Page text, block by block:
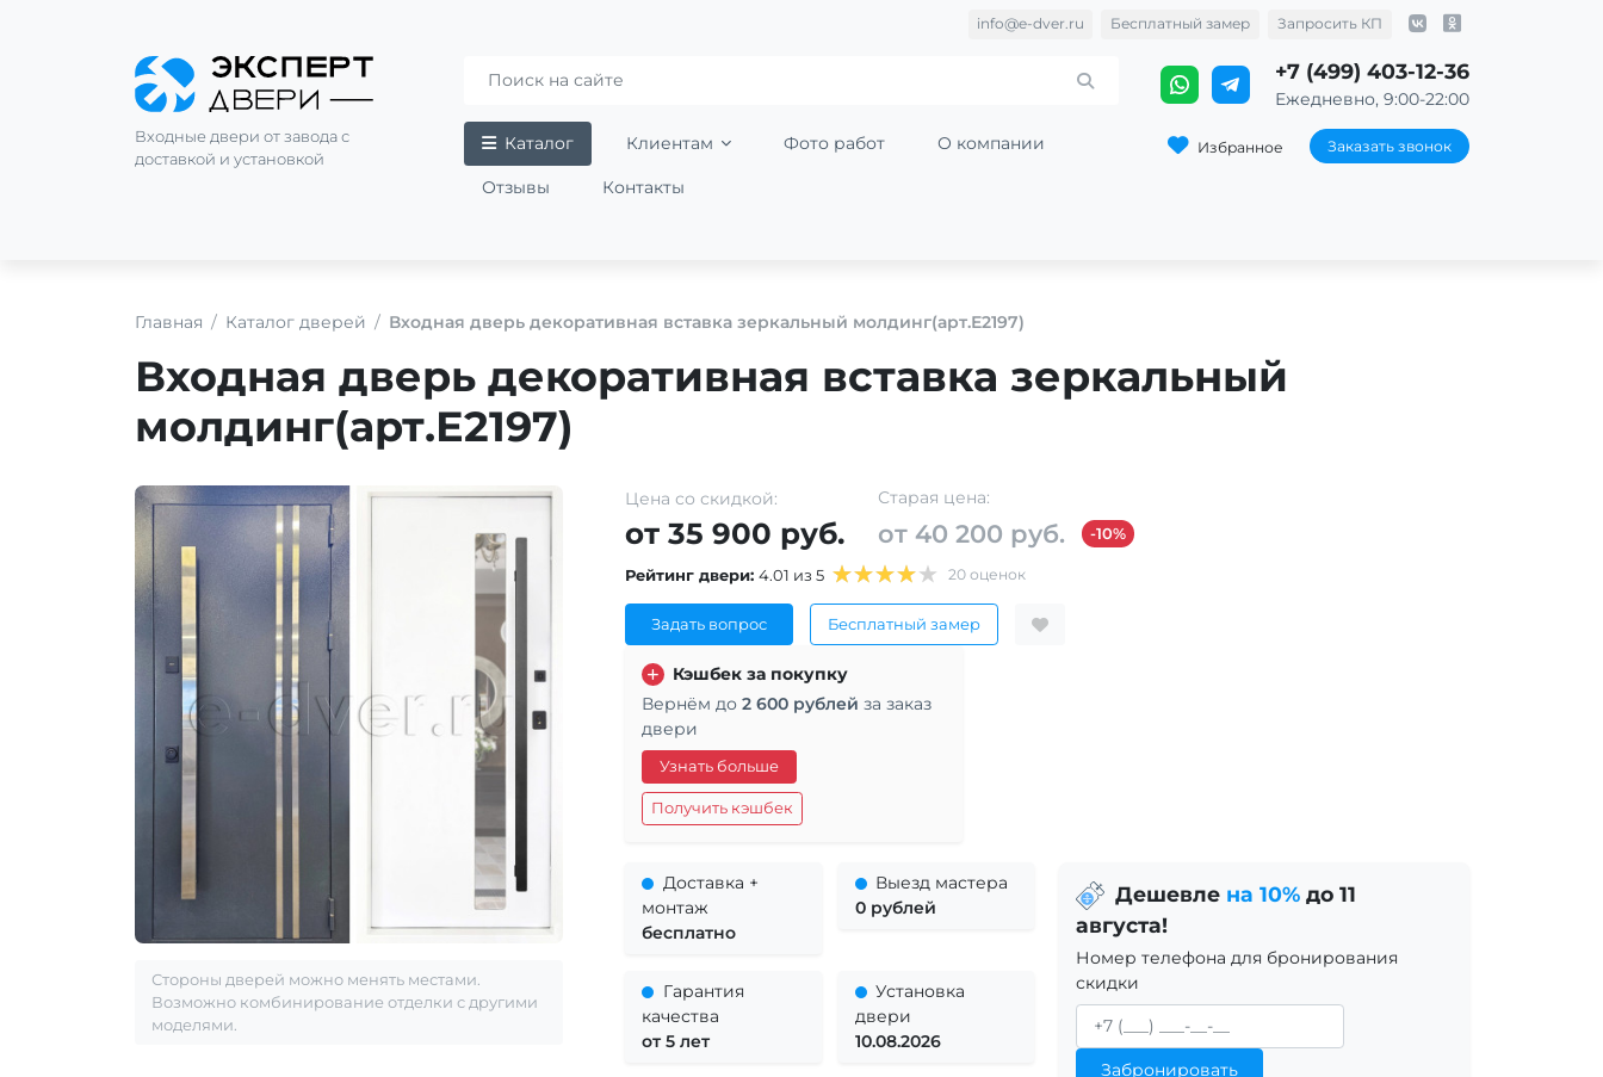
Входные двери от завода с
доставкой и установкой
Каталог Клиентам Фото работ О компании
Отзывы Контакты
+7 (499) 403-12-36
Ежедневно, 9:00-22:00
Избранное Заказать звонок
info@e-dver.ru Бесплатный замер Запросить КП
Главная Каталог дверей Входная дверь декоративная вставка зеркальный молдинг(арт.Е2197)
Входная дверь декоративная вставка зеркальный
молдинг(арт.Е2197)
Стороны дверей можно менять местами.
Возможно комбинирование отделки с другими
моделями.
Цена со скидкой:
от 35 900 руб.
Старая цена:
от 40 200 руб. -10%
Рейтинг двери: 4.01 из 5 20 оценок
Задать вопрос Бесплатный замер
Кэшбек за покупку
Вернём до 2 600 рублей за заказ
двери
Узнать больше
Получить кэшбек
Доставка +
монтаж
бесплатно
Выезд мастера
0 рублей
Гарантия
качества
от 5 лет
Установка
двери
10.08.2026
Дешевле на 10%до 11
августа!
Номер телефона для бронирования
скидки
Забронировать